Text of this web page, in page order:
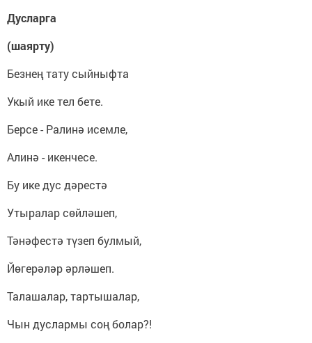
Дусларга
(шаярту)
Безнең тату сыйныфта
Укый ике тел бете.
Берсе - Ралинә исемле,
Алинә - икенчесе.
Бу ике дус дәрестә
Утыралар сөйләшеп,
Тәнәфестә түзеп булмый,
Йөгерәләр әрләшеп.
Талашалар, тартышалар,
Чын дуслармы соң болар?!